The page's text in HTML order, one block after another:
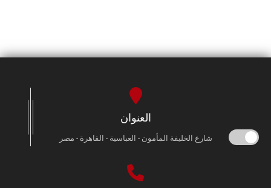
العنوان
شارع الخليفة المأمون - العباسية - القاهرة - مصر